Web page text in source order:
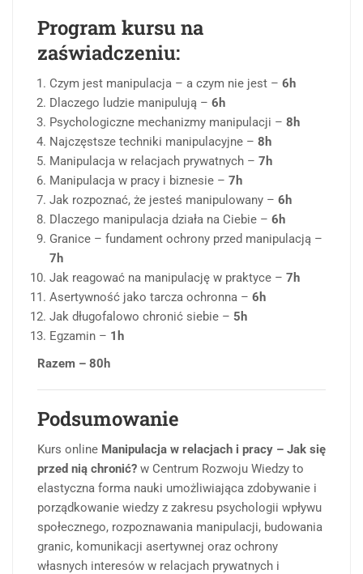
Program kursu na
zaświadczeniu:
Czym jest manipulacja – a czym nie jest – 6h
Dlaczego ludzie manipulują – 6h
Psychologiczne mechanizmy manipulacji – 8h
Najczęstsze techniki manipulacyjne – 8h
Manipulacja w relacjach prywatnych – 7h
Manipulacja w pracy i biznesie – 7h
Jak rozpoznać, że jesteś manipulowany – 6h
Dlaczego manipulacja działa na Ciebie – 6h
Granice – fundament ochrony przed manipulacją –
7h
Jak reagować na manipulację w praktyce – 7h
Asertywność jako tarcza ochronna – 6h
Jak długofalowo chronić siebie – 5h
Egzamin – 1h
Razem – 80h
Podsumowanie
Kurs online Manipulacja w relacjach i pracy – Jak się
przed nią chronić? w Centrum Rozwoju Wiedzy to
elastyczna forma nauki umożliwiająca zdobywanie i
porządkowanie wiedzy z zakresu psychologii wpływu
społecznego, rozpoznawania manipulacji, budowania
granic, komunikacji asertywnej oraz ochrony
własnych interesów w relacjach prywatnych i